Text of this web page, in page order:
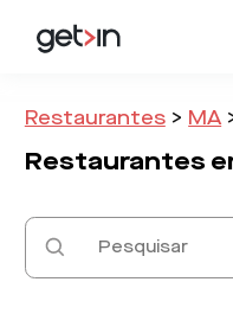
Restaurantes > MA
Restaurantes